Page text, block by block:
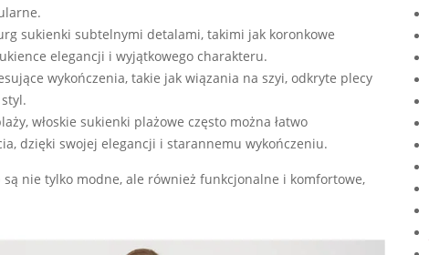
sukienki subtelnymi detalami, takimi jak koronkowe
elegancji i wyjątkowego charakteru.
wykończenia, takie jak wiązania na szyi, odkryte plecy
włoskie sukienki plażowe często można łatwo
dzięki swojej elegancji i starannemu wykończeniu.
są nie tylko modne, ale również funkcjonalne i komfortowe,